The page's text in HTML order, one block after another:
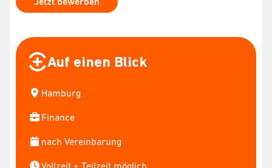
Auf einen Blick
Hamburg
Finance
nach Vereinbarung
Vollzeit + Teilzeit möglich